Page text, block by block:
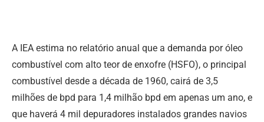
A IEA estima no relatório anual que a demanda por óleo
combustível com alto teor de enxofre (HSFO), o principal
combustível desde a década de 1960, cairá de 3,5
milhões de bpd para 1,4 milhão bpd em apenas um ano, e
que haverá 4 mil depuradores instalados grandes navios